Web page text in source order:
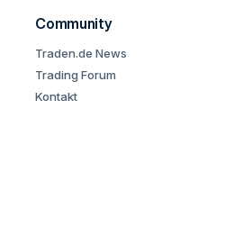
Community
Traden.de News
Trading Forum
Kontakt